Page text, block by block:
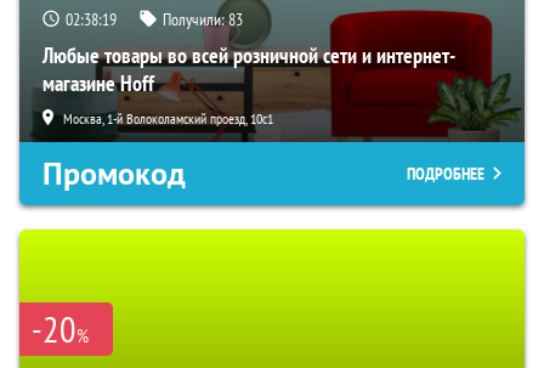
02:38:18 Получили:83
Любые товары во всей розничной сети и интернет-
магазине Hoff
Москва, 1-й Волоколамский проезд, 10с1
Промокод ПОДРОБНЕЕ
-20%